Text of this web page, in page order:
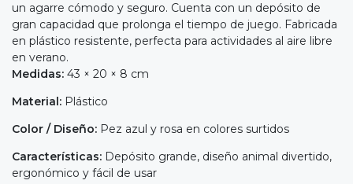
un agarre cómodo y seguro. Cuenta con un depósito de
gran capacidad que prolonga el tiempo de juego. Fabricada
en plástico resistente, perfecta para actividades al aire libre
en verano.
Medidas: 43 × 20 × 8 cm
Material: Plástico
Color / Diseño: Pez azul y rosa en colores surtidos
Características: Depósito grande, diseño animal divertido,
ergonómico y fácil de usar